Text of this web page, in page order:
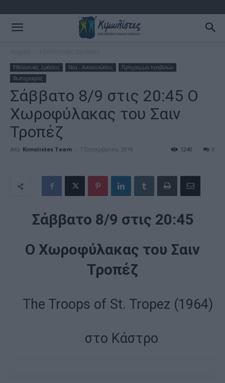
Εθελοντικές Δράσεις Νεα - Ανακοινώσεις
Πρόγραμμα προβολών
Φωτογραφίες
Σάββατο 8/9 στις 20:45 Ο
Χωροφύλακας του Σαιν
Τροπέζ
Από Kimolistes Team - 7 Σεπτεμβρίου, 2018 0
1240
Σάββατο 8/9 στις 20:45
Ο Χωροφύλακας του Σαιν
Τροπέζ
The Troops of St. Tropez (1964)
στο Κάστρο